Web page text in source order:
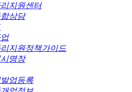
지원센터
상담
지원정책가이드
명장
업등록